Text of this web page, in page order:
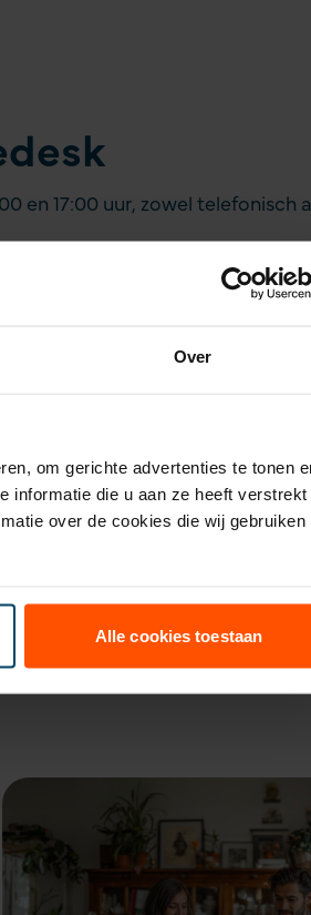
Over
om gerichte advertenties te tonen
informatie die u aan ze heeft verstrekt
over de cookies die wij gebruiken
Alle cookies toestaan
en 17:00 uur, zowel telefonisch
tot en met vrijdag
25